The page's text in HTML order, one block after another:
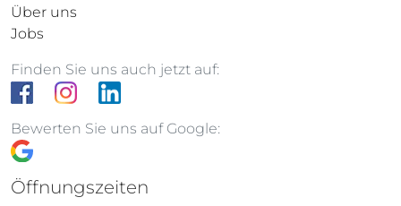
Über uns
Jobs
Finden Sie uns auch jetzt auf:
Bewerten Sie uns auf Google:
Öffnungszeiten